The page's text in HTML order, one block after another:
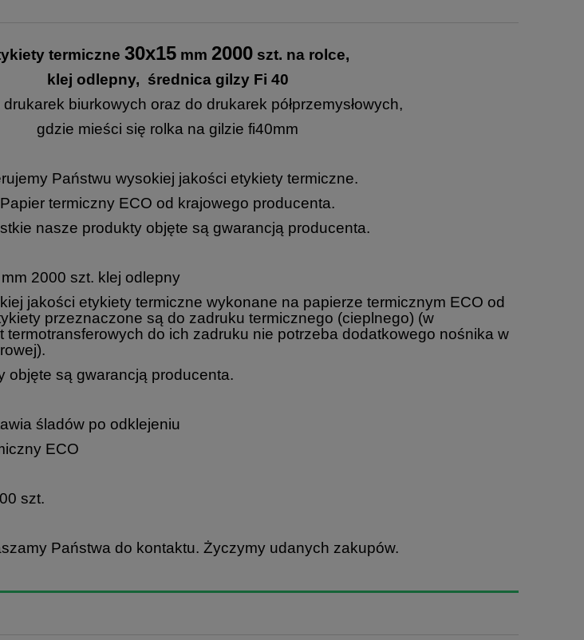
termiczne 30x15 mm 2000 szt. na rolce,
klej odlepny, średnica gilzy Fi 40
biurkowych oraz do drukarek półprzemysłowych,
gdzie mieści się rolka na gilzie fi40mm
Państwu wysokiej jakości etykiety termiczne.
Papier termiczny ECO od krajowego producenta.
nasze produkty objęte są gwarancją producenta.
2000 szt. klej odlepny
jakości etykiety termiczne wykonane na papierze termicznym ECO od
przeznaczone są do zadruku termicznego (cieplnego) (w
termotransferowych do ich zadruku nie potrzeba dodatkowego nośnika w
objęte są gwarancją producenta.
śladów po odklejeniu
ECO
szt.
Państwa do kontaktu. Życzymy udanych zakupów.